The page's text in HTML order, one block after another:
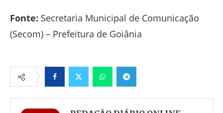
Fonte: Secretaria Municipal de Comunicação
(Secom) – Prefeitura de Goiânia
FacebookTwitter WhatsappTelegram